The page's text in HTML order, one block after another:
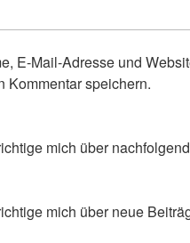
E-Mail-Adresse und
Kommentar speichern.
mich über
mich über neue